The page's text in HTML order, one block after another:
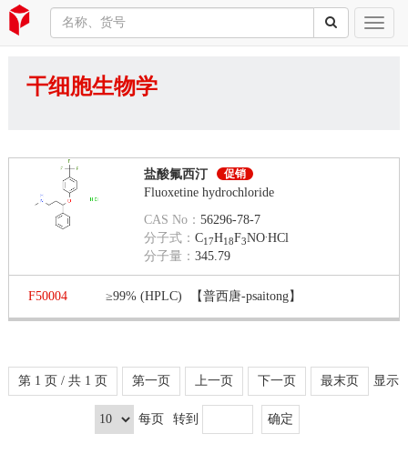
干细胞生物学
盐酸氟西汀 促销
Fluoxetine hydrochloride
CAS No：56296-78-7
分子式：C17H18F3NO .HCl
分子量：345.79
F50004 ≥99% (HPLC) 【普西唐-psaitong】
第 1 页 / 共 1 页 第一页 上一页 下一页 最末页 显示
每页 转到